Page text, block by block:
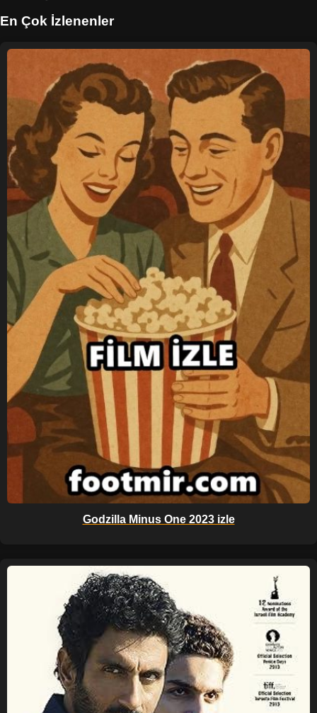
En Çok İzlenenler
Godzilla Minus One 2023 izle